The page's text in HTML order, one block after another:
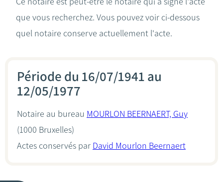
Calculateurs
que vous recherchez. Vous pouvez voir ci-dessous
quel notaire conserve actuellement l'acte.
Période du 16/07/1941 au
12/05/1977
Notaire au bureau MOURLON BEERNAERT, Guy
(1000 Bruxelles)
Actes conservés par David Mourlon Beernaert